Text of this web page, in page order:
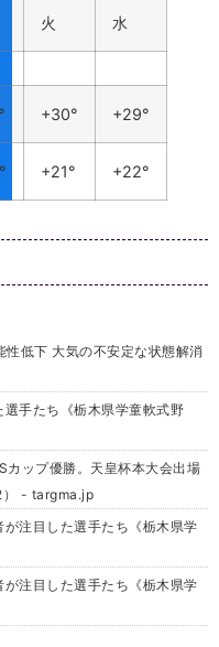
火 水
+30° +29°
+21° +22°
低下 大気の不安定な状態解消
手たち《栃木県学童軟式野
ップ優勝。天皇杯本大会出場
） - targma.jp
注目した選手たち《栃木県学
注目した選手たち《栃木県学